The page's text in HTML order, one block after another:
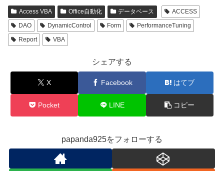
Access VBA Office自動化 データベース
ACCESS
DAO
DynamicControl Form
PerformanceTuning
Report
VBA
シェアする
X Facebook はてブ
Pocket LINE コピー
papanda925をフォローする